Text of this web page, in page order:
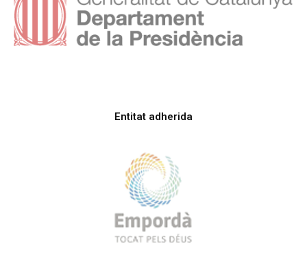
Entitat adherida